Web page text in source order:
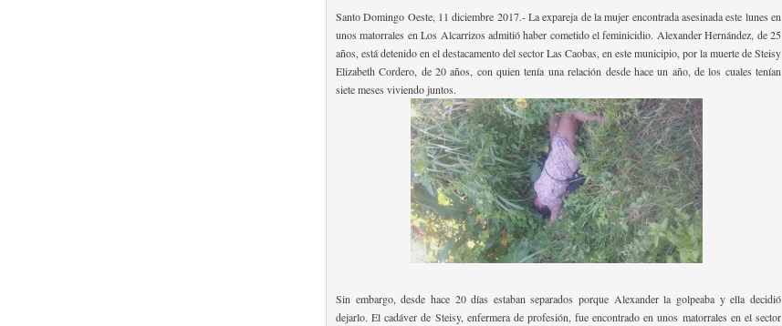
Santo Domingo Oeste, 11 diciembre 2017.- La expareja de la mujer encontrada asesinada este lunes en
unos matorrales en Los Alcarrizos admitió haber cometido el feminicidio. Alexander Hernández, de 25
años, está detenido en el destacamento del sector Las Caobas, en este municipio, por la muerte de Steisy
Elizabeth Cordero, de 20 años, con quien tenía una relación desde hace un año, de los cuales tenían
siete meses viviendo juntos.
Sin embargo, desde hace 20 días estaban separados porque Alexander la golpeaba y ella decidió
dejarlo. El cadáver de Steisy, enfermera de profesión, fue encontrado en unos matorrales en el sector